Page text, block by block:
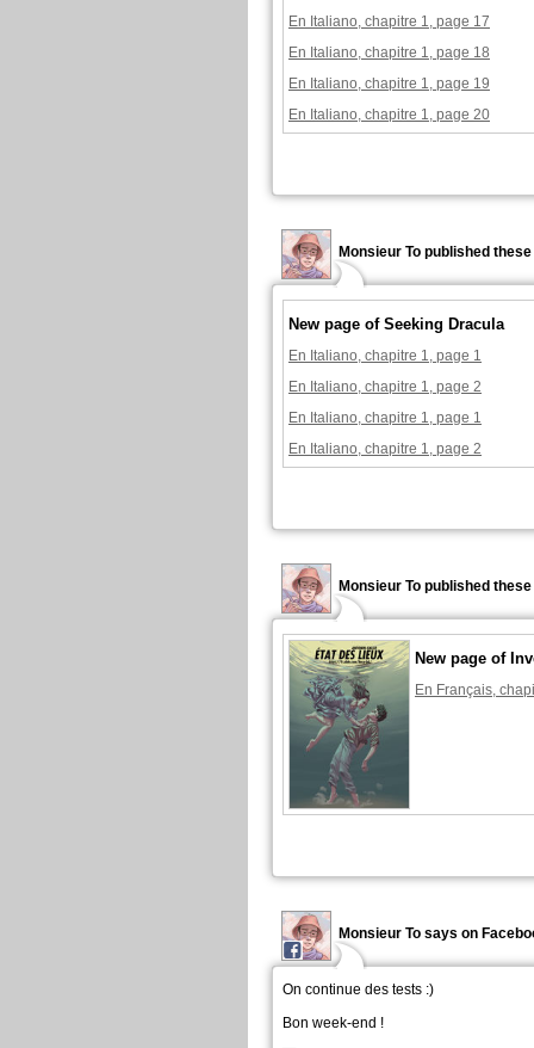
En Italiano, chapitre 1, page 17
En Italiano, chapitre 1, page 18
En Italiano, chapitre 1, page 19
En Italiano, chapitre 1, page 20
Monsieur To published
New page of Seeking Dracula
En Italiano, chapitre 1, page 1
En Italiano, chapitre 1, page 2
En Italiano, chapitre 1, page 1
En Italiano, chapitre 1, page 2
Monsieur To published
New page of
En Français,
Monsieur To says on
On continue des tests :)
Bon week-end !